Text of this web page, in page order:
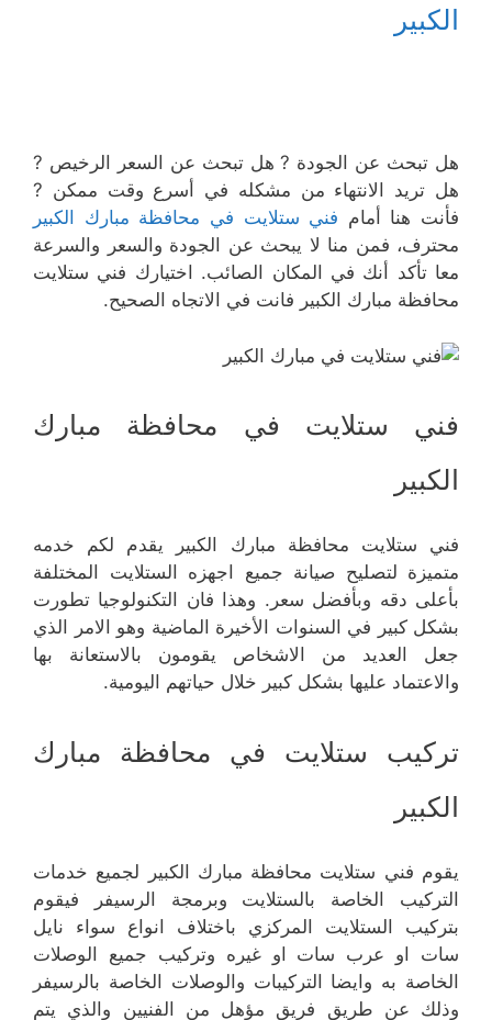
الكبير
هل تبحث عن الجودة ? هل تبحث عن السعر الرخيص ?
هل تريد الانتهاء من مشكله في أسرع وقت ممكن ?
فأنت هنا أمام فني ستلايت في محافظة مبارك الكبير
محترف، فمن منا لا يبحث عن الجودة والسعر والسرعة
معا تأكد أنك في المكان الصائب. اختيارك فني ستلايت
محافظة مبارك الكبير فانت في الاتجاه الصحيح.
فني ستلايت في محافظة مبارك
الكبير
فني ستلايت محافظة مبارك الكبير يقدم لكم خدمه
متميزة لتصليح صيانة جميع اجهزه الستلايت المختلفة
بأعلى دقه وبأفضل سعر. وهذا فان التكنولوجيا تطورت
بشكل كبير في السنوات الأخيرة الماضية وهو الامر الذي
جعل العديد من الاشخاص يقومون بالاستعانة بها
والاعتماد عليها بشكل كبير خلال حياتهم اليومية.
تركيب ستلايت في محافظة مبارك
الكبير
يقوم فني ستلايت محافظة مبارك الكبير لجميع خدمات
التركيب الخاصة بالستلايت وبرمجة الرسيفر فيقوم
بتركيب الستلايت المركزي باختلاف انواع سواء نايل
سات او عرب سات او غيره وتركيب جميع الوصلات
الخاصة به وايضا التركيبات والوصلات الخاصة بالرسيفر
وذلك عن طريق فريق مؤهل من الفنيين والذي يتم